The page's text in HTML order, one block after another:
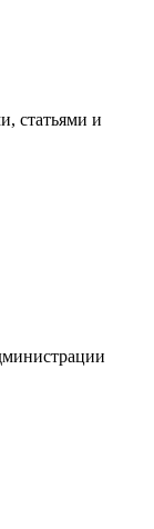
статьями и